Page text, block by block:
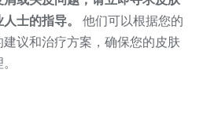
士的指导。
他们可以根据您的
议和治疗方案，确保您的皮肤